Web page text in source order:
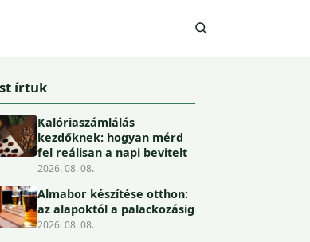
írtuk
Kalóriaszámlálás
kezdőknek: hogyan mérd
fel reálisan a napi bevitelt
2026. 08. 08.
Almabor készítése otthon:
az alapoktól a palackozásig
2026. 08. 08.